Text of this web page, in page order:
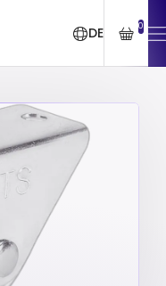
DE 0